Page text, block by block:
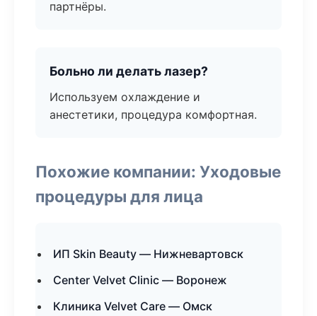
партнёры.
Больно ли делать лазер?
Используем охлаждение и
анестетики, процедура комфортная.
Похожие компании: Уходовые
процедуры для лица
ИП Skin Beauty — Нижневартовск
Center Velvet Clinic — Воронеж
Клиника Velvet Care — Омск